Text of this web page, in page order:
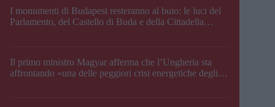
I monumenti di Budapest resteranno al buio: le luci del
Parlamento, del Castello di Buda e della Cittadella
Il primo ministro Magyar afferma che l’Ungheria sta
affrontando «una delle peggiori crisi energetiche degli